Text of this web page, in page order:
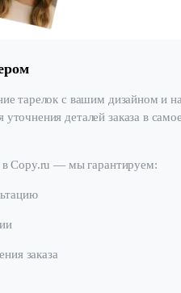
тарелок с вашим дизайном и
деталей заказа в
в Copy.ru — мы гарантируем:
заказа